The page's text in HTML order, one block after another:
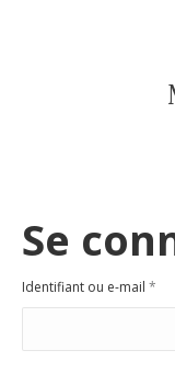
Se
Identifiant ou e-mail *